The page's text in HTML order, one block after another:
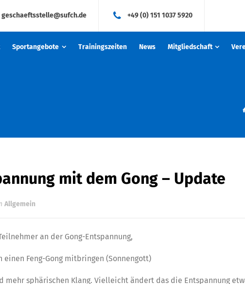
geschaeftsstelle@sufch.de +49 (0) 151 1037 5920
Sportangebote Trainingszeiten News Mitgliedschaft
mit dem Gong – Update
Allgemein
an der Gong-Entspannung,
einen Feng-Gong mitbringen (Sonnengott)
mehr sphärischen Klang. Vielleicht ändert das die Entspannung